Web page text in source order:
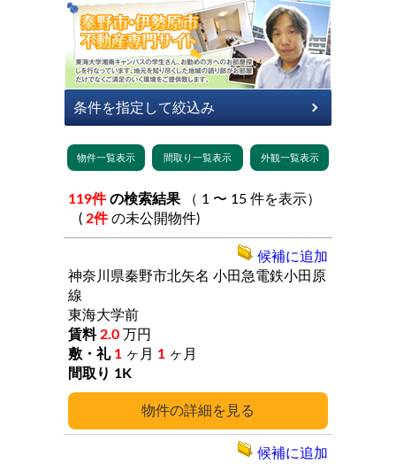
119件 の検索結果
( 2件 の未公開物件)
詳細
神奈川県秦野市北矢名 小田急電鉄小田原
線
東海大学前
2.0 万円
1 ヶ月 1 ヶ月
1K
候補に追加
候補に追加